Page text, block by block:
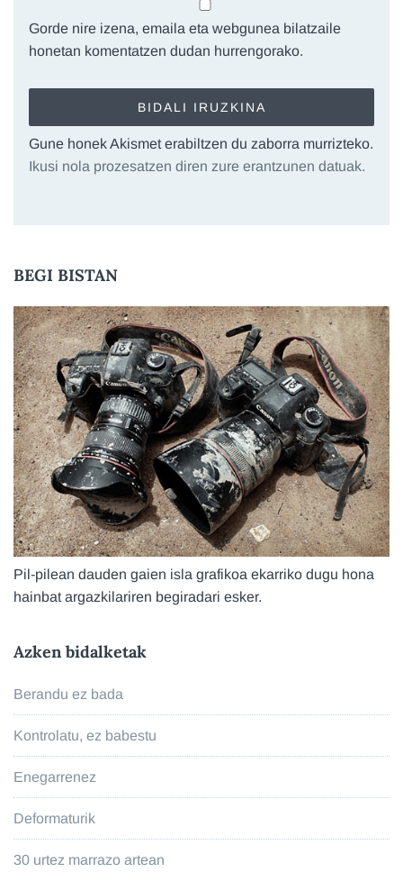
Gorde nire izena, emaila eta webgunea bilatzaile
honetan komentatzen dudan hurrengorako.
Gune honek Akismet erabiltzen du zaborra murrizteko.
Ikusi nola prozesatzen diren zure erantzunen datuak.
BEGI BISTAN
Pil-pilean dauden gaien isla grafikoa ekarriko dugu hona
hainbat argazkilariren begiradari esker.
Azken bidalketak
Berandu ez bada
Kontrolatu, ez babestu
Enegarrenez
Deformaturik
30 urtez marrazo artean